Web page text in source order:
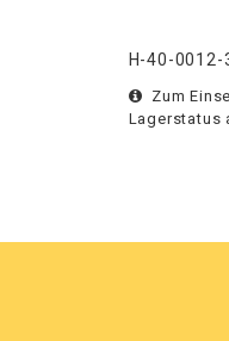
H-40-0012-
Zum
Lagerstatus